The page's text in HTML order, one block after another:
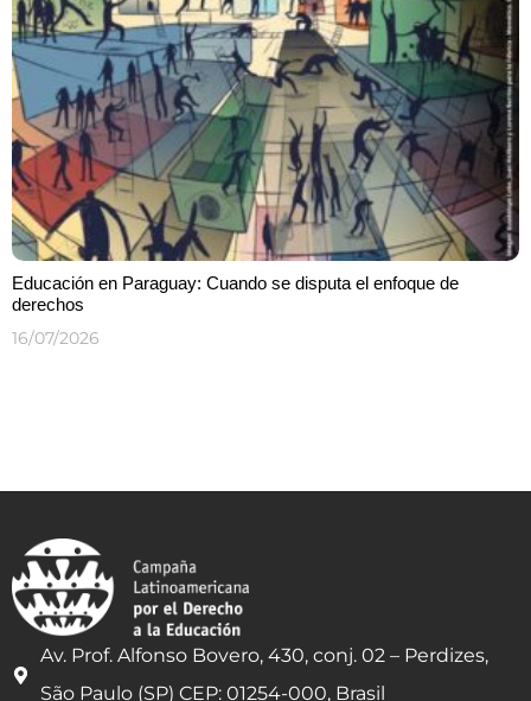
Educación en Paraguay: Cuando se disputa el enfoque de
derechos
16/07/2026
Av. Prof. Alfonso Bovero, 430, conj. 02 – Perdizes,
São Paulo (SP) CEP: 01254-000, Brasil